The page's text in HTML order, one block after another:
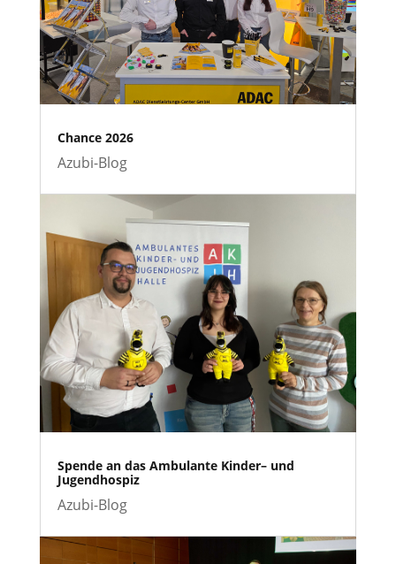
Chance 2026
Azubi-Blog
Spende an das Ambulante Kinder– und
Jugendhospiz
Azubi-Blog